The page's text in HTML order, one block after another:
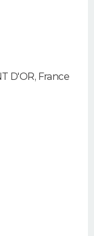
D'OR, France